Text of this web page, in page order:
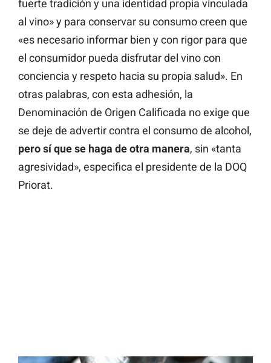
fuerte tradición y una identidad propia vinculada
al vino» y para conservar su consumo creen que
«es necesario informar bien y con rigor para que
el consumidor pueda disfrutar del vino con
conciencia y respeto hacia su propia salud». En
otras palabras, con esta adhesión, la
Denominación de Origen Calificada no exige que
se deje de advertir contra el consumo de alcohol,
pero sí que se haga de otra manera, sin «tanta
agresividad», especifica el presidente de la DOQ
Priorat.